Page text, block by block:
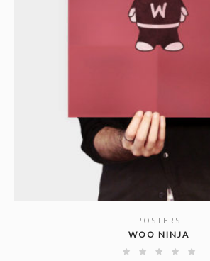
SHOW DETAILS
POSTERS
WOO NINJA